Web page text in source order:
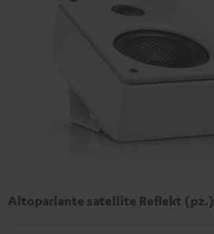
Altoparlante satellite Reflekt (pz.)